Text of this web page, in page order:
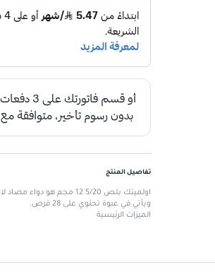
تفاصيل المنتج
اولميتك بلص 12.5/20 مجم
ويأتي في عبوة تحتوي على 28 قرص.
الميزات الرئيسية
دواء موصوف فقط، يجب استشارة الطبيب